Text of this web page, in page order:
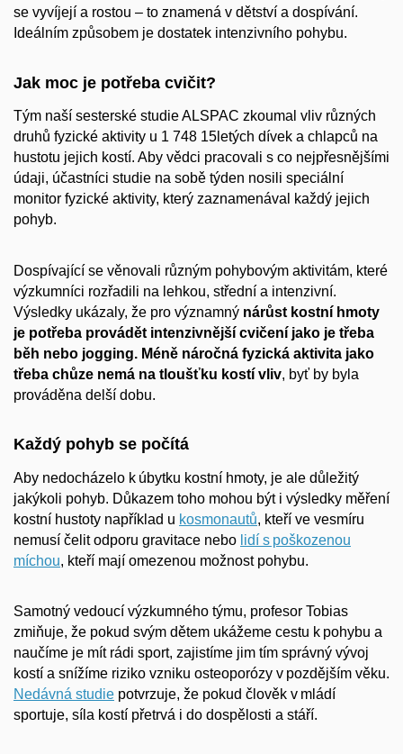
se vyvíjejí a rostou – to znamená v dětství a dospívání.
Ideálním způsobem je dostatek intenzivního pohybu.
Jak moc je potřeba cvičit?
Tým naší sesterské studie ALSPAC zkoumal vliv různých
druhů fyzické aktivity u 1 748 15letých dívek a chlapců na
hustotu jejich kostí. Aby vědci pracovali s co nejpřesnějšími
údaji, účastníci studie na sobě týden nosili speciální
monitor fyzické aktivity, který zaznamenával každý jejich
pohyb.
Dospívající se věnovali různým pohybovým aktivitám, které
výzkumníci rozřadili na lehkou, střední a intenzivní.
Výsledky ukázaly, že pro významný nárůst kostní hmoty
je potřeba provádět intenzivnější cvičení jako je třeba
běh nebo jogging. Méně náročná fyzická aktivita jako
třeba chůze nemá na tloušťku kostí vliv, byť by byla
prováděna delší dobu.
Každý pohyb se počítá
Aby nedocházelo k úbytku kostní hmoty, je ale důležitý
jakýkoli pohyb. Důkazem toho mohou být i výsledky měření
kostní hustoty například u kosmonautů, kteří ve vesmíru
nemusí čelit odporu gravitace nebo lidí s poškozenou
míchou, kteří mají omezenou možnost pohybu.
Samotný vedoucí výzkumného týmu, profesor Tobias
zmiňuje, že pokud svým dětem ukážeme cestu k pohybu a
naučíme je mít rádi sport, zajistíme jim tím správný vývoj
kostí a snížíme riziko vzniku osteoporózy v pozdějším věku.
Nedávná studie potvrzuje, že pokud člověk v mládí
sportuje, síla kostí přetrvá i do dospělosti a stáří.